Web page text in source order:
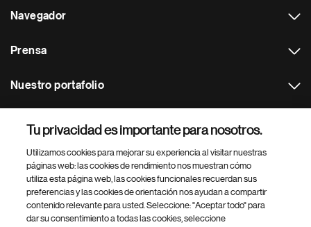
Navegador
Prensa
Nuestro portafolio
Footer Site Search
Tu privacidad es importante para nosotros.
Utilizamos cookies para mejorar su experiencia al visitar nuestras
páginas web: las cookies de rendimiento nos muestran cómo
utiliza esta página web, las cookies funcionales recuerdan sus
preferencias y las cookies de orientación nos ayudan a compartir
contenido relevante para usted. Seleccione: "Aceptar todo" para
dar su consentimiento a todas las cookies, seleccione